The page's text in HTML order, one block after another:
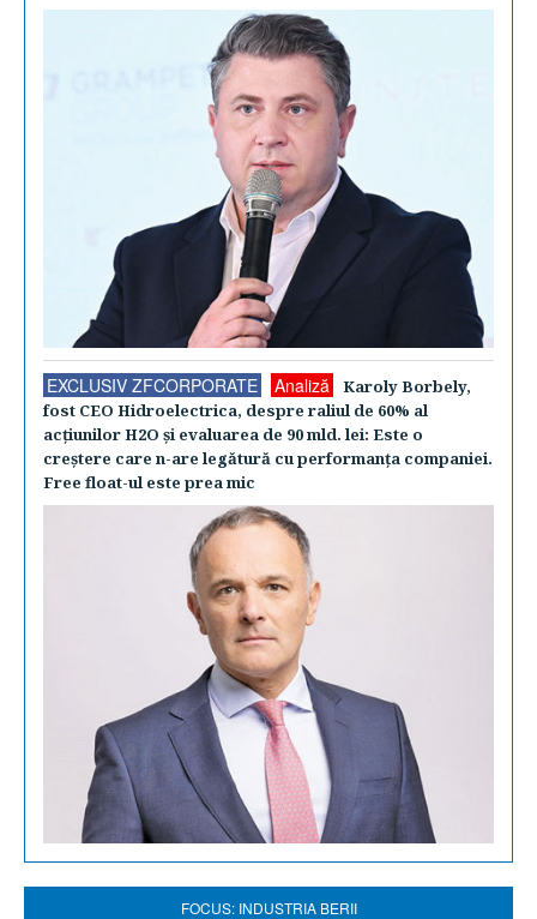
EXCLUSIV ZFCORPORATE Analiză
Karoly Borbely,
fost CEO Hidroelectrica, despre raliul de 60% al
acţiunilor H2O şi evaluarea de 90 mld. lei: Este o
creştere care n-are legătură cu performanţa companiei.
Free float-ul este prea mic
FOCUS: INDUSTRIA BERII